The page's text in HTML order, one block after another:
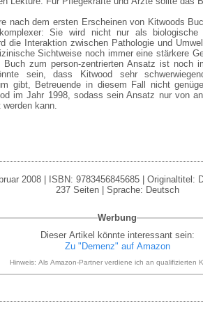
nach dem ersten Erscheinen von Kitwoods
Sie wird nicht nur als biologische
die Interaktion zwischen Pathologie und
Sichtweise noch immer eine stärkere
Buch zum person-zentrierten Ansatz ist noch
sein, dass Kitwood sehr
gibt, Betreuende in diesem Fall nicht
im Jahr 1998, sodass sein Ansatz nur von
kann.
2008 | ISBN: 9783456845685 | Originaltitel:
237 Seiten | Sprache: Deutsch
Werbung
Dieser Artikel könnte interessant sein:
Zu "Demenz" auf Amazon
Hinweis: Als Amazon-Partner verdiene ich an qualifizierten